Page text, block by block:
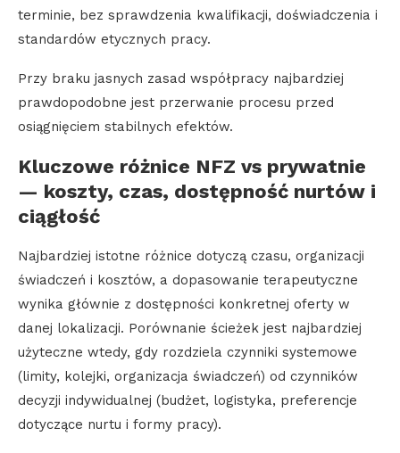
terminie, bez sprawdzenia kwalifikacji, doświadczenia i
standardów etycznych pracy.
Przy braku jasnych zasad współpracy najbardziej
prawdopodobne jest przerwanie procesu przed
osiągnięciem stabilnych efektów.
Kluczowe różnice NFZ vs prywatnie
— koszty, czas, dostępność nurtów i
ciągłość
Najbardziej istotne różnice dotyczą czasu, organizacji
świadczeń i kosztów, a dopasowanie terapeutyczne
wynika głównie z dostępności konkretnej oferty w
danej lokalizacji. Porównanie ścieżek jest najbardziej
użyteczne wtedy, gdy rozdziela czynniki systemowe
(limity, kolejki, organizacja świadczeń) od czynników
decyzji indywidualnej (budżet, logistyka, preferencje
dotyczące nurtu i formy pracy).